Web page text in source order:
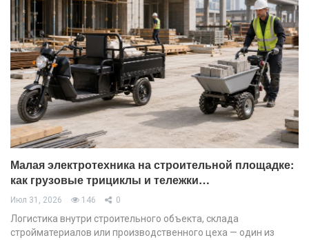
Малая электротехника на строительной площадке:
как грузовые трициклы и тележки…
Июл 31, 2026 146 0
Логистика внутри строительного объекта, склада
стройматериалов или производственного цеха — один из